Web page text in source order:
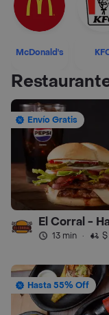
McDonald's
Envío Gratis
El Corral -
13 min ·
Hasta 55% Off